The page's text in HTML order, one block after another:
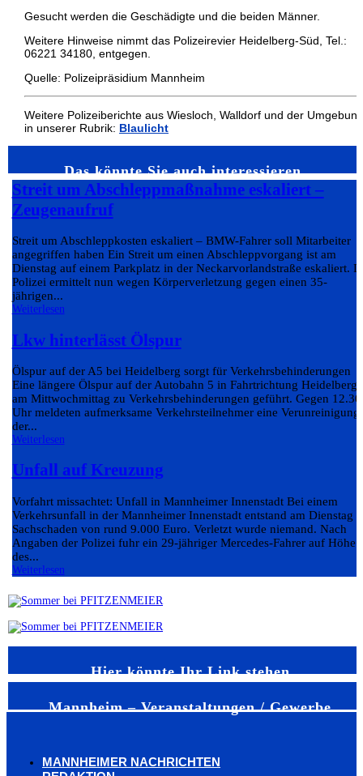
Gesucht werden die Geschädigte und die beiden Männer.
Weitere Hinweise nimmt das Polizeirevier Heidelberg-Süd, Tel.:
06221 34180, entgegen.
Quelle: Polizeipräsidium Mannheim
Weitere Polizeiberichte aus Wiesloch, Walldorf und der Umgebung
in unserer Rubrik: Blaulicht
Das könnte Sie auch interessieren…
Streit um Abschleppmaßnahme eskaliert –
Zeugenaufruf
Streit um Abschleppkosten eskaliert – BMW-Fahrer soll Mitarbeiter
angegriffen haben Ein Streit um einen Abschleppvorgang ist am
Dienstag auf einem Parkplatz in der Neckarvorlandstraße eskaliert.
Polizei ermittelt nun wegen Körperverletzung gegen einen 35-
jährigen...
Weiterlesen
Lkw hinterlässt Ölspur
Ölspur auf der A5 bei Heidelberg sorgt für Verkehrsbehinderungen
Eine längere Ölspur auf der Autobahn 5 in Fahrtrichtung Heidelberg
am Mittwochmittag zu Verkehrsbehinderungen geführt. Gegen 12.30
Uhr meldeten aufmerksame Verkehrsteilnehmer eine Verunreinigung
der...
Weiterlesen
Unfall auf Kreuzung
Vorfahrt missachtet: Unfall in Mannheimer Innenstadt Bei einem
Verkehrsunfall in der Mannheimer Innenstadt entstand am Dienstag
Sachschaden von rund 9.000 Euro. Verletzt wurde niemand. Nach
Angaben der Polizei fuhr ein 29-jähriger Mercedes-Fahrer auf Höhe
des...
Weiterlesen
Hier könnte Ihr Link stehen
Mannheim – Veranstaltungen / Gewerbe
MANNHEIMER NACHRICHTEN